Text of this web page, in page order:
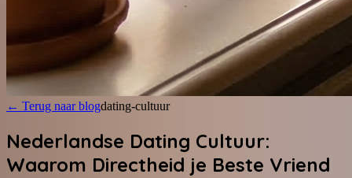
← Terug naar blogdating-cultuur
Nederlandse Dating Cultuur:
Waarom Directheid je Beste Vriend